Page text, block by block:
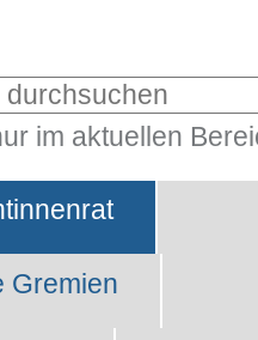
im aktuellen
Gremien